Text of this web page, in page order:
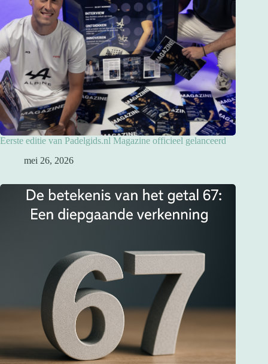
Eerste editie van Padelgids.nl Magazine officieel gelanceerd
mei 26, 2026